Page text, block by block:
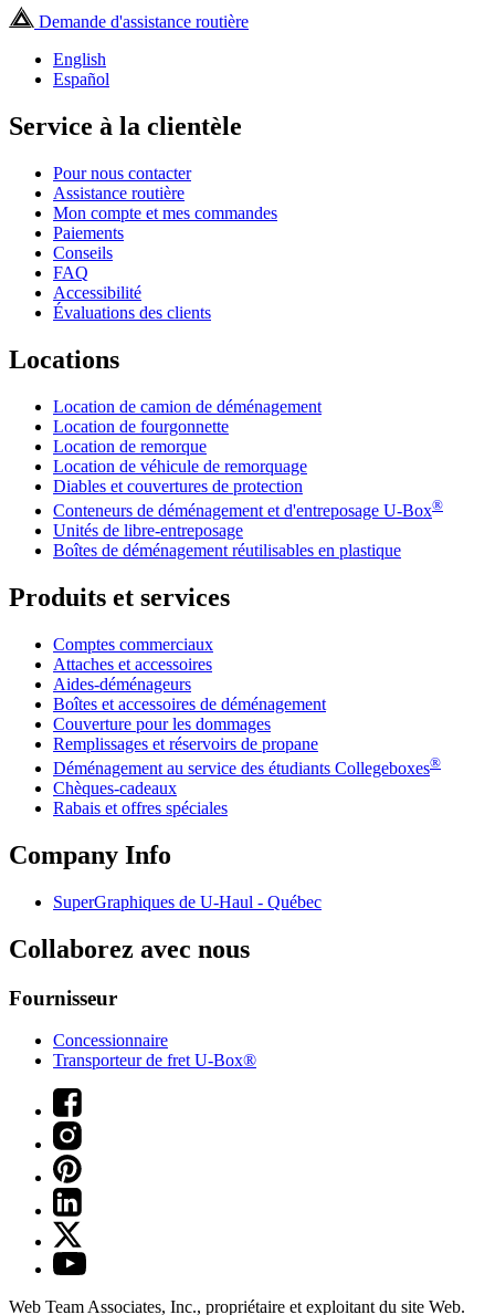
Demande d'assistance routière
English
Español
Service à la clientèle
Pour nous contacter
Assistance routière
Mon compte et mes commandes
Paiements
Conseils
FAQ
Accessibilité
Évaluations des clients
Locations
Location de camion de déménagement
Location de fourgonnette
Location de remorque
Location de véhicule de remorquage
Diables et couvertures de protection
Conteneurs de déménagement et d'entreposage U-Box®
Unités de libre-entreposage
Boîtes de déménagement réutilisables en plastique
Produits et services
Comptes commerciaux
Attaches et accessoires
Aides-déménageurs
Boîtes et accessoires de déménagement
Couverture pour les dommages
Remplissages et réservoirs de propane
Déménagement au service des étudiants Collegeboxes®
Chèques-cadeaux
Rabais et offres spéciales
Company Info
SuperGraphiques de U-Haul - Québec
Collaborez avec nous
Fournisseur
Concessionnaire
Transporteur de fret U-Box®
Web Team Associates, Inc., propriétaire et exploitant du site Web.